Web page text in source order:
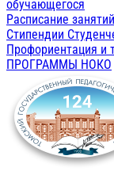
обучающегося
Расписание занятий
Стипендии
Профориентация и
ПРОГРАММЫ НОКО